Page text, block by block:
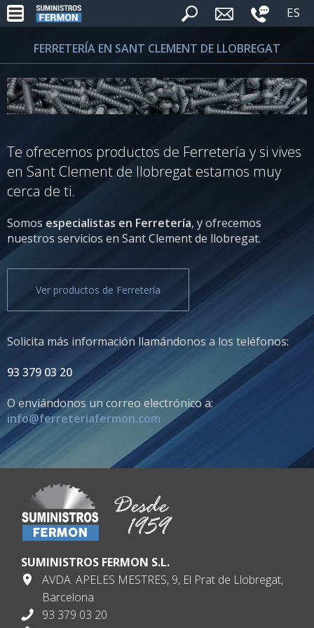
ES
FERRETERÍA EN SANT CLEMENT DE LLOBREGAT
Te ofrecemos productos de Ferretería y si vives
en Sant Clement de llobregat estamos muy
cerca de ti.
Somos especialistas en Ferretería, y ofrecemos
nuestros servicios en Sant Clement de llobregat.
Ver productos de Ferretería
Solicita más información llamándonos a los teléfonos:
93 379 03 20
O enviándonos un correo electrónico a:
info@ferreteriafermon.com
SUMINISTROS FERMON S.L.
AVDA. APELES MESTRES, 9, El Prat de Llobregat,
Barcelona
93 379 03 20